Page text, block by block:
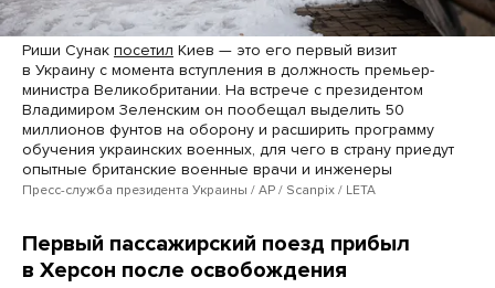
Риши Сунак посетил Киев — это его первый визит
в Украину с момента вступления в должность премьер-
министра Великобритании. На встрече с президентом
Владимиром Зеленским он пообещал выделить 50
миллионов фунтов на оборону и расширить программу
обучения украинских военных, для чего в страну приедут
опытные британские военные врачи и инженеры
Пресс-служба президента Украины / AP / Scanpix / LETA
Первый пассажирский поезд прибыл
в Херсон после освобождения